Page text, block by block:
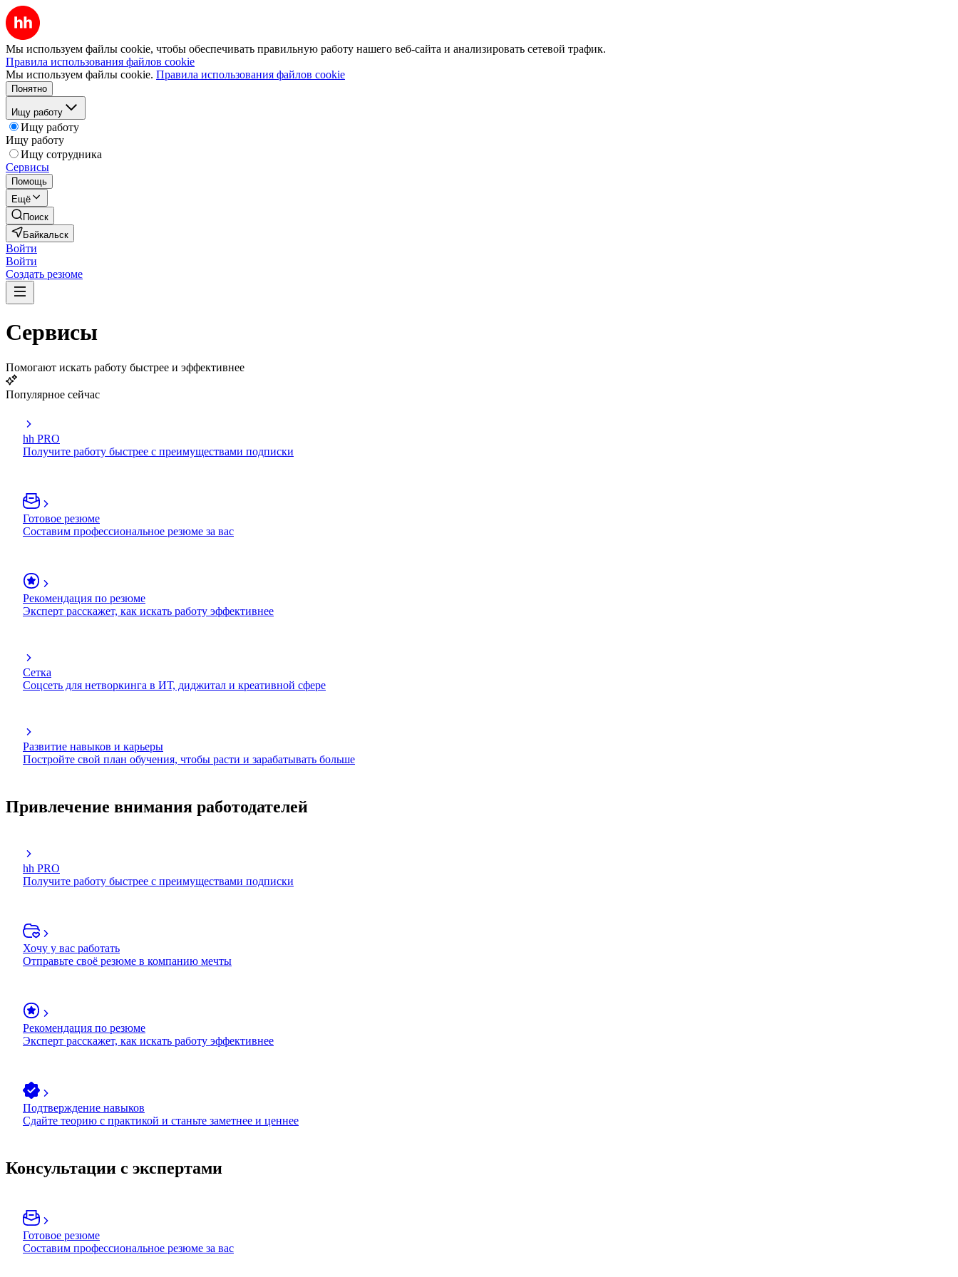
Мы используем файлы cookie, чтобы обеспечивать правильную работу нашего веб-сайта и анализировать сетевой трафик.
Правила использования файлов cookie
Мы используем файлы cookie. Правила использования файлов cookie
Понятно
Ищу работу
Ищу работу
Ищу работу
Ищу сотрудника
Сервисы
Помощь
Ещё
Поиск
Байкальск
Войти
Войти
Создать резюме
Сервисы
Помогают искать работу быстрее и эффективнее
Популярное сейчас
hh PRO
Получите работу быстрее с преимуществами подписки
Готовое резюме
Составим профессиональное резюме за вас
Рекомендация по резюме
Эксперт расскажет, как искать работу эффективнее
Сетка
Соцсеть для нетворкинга в ИТ, диджитал и креативной сфере
Развитие навыков и карьеры
Постройте свой план обучения, чтобы расти и зарабатывать больше
Привлечение внимания работодателей
hh PRO
Получите работу быстрее с преимуществами подписки
Хочу у вас работать
Отправьте своё резюме в компанию мечты
Рекомендация по резюме
Эксперт расскажет, как искать работу эффективнее
Подтверждение навыков
Сдайте теорию с практикой и станьте заметнее и ценнее
Консультации с экспертами
Готовое резюме
Составим профессиональное резюме за вас